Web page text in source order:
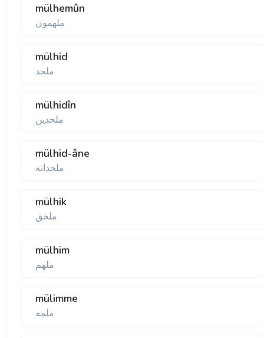
mülhemûn
ملهمون
mülhid
ملحد
mülhidîn
ملحدين
mülhid-âne
ملحدانه
mülhik
ملحق
mülhim
ملهم
mülimme
ملمه